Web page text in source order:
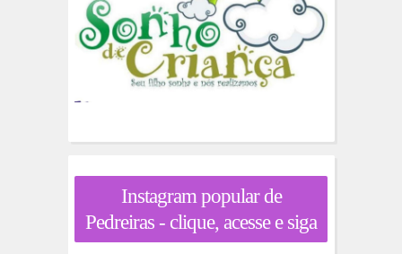
Instagram popular de
Pedreiras - clique, acesse e siga